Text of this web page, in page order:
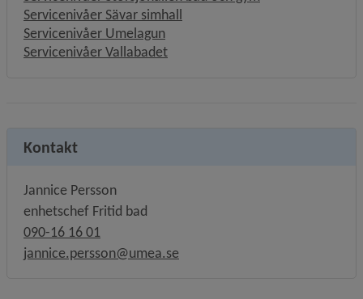
Servicenivåer Sävar simhall
Servicenivåer Umelagun
Servicenivåer Vallabadet
Kontakt
Jannice Persson
enhetschef Fritid bad
090-16 16 01
jannice.persson@umea.se